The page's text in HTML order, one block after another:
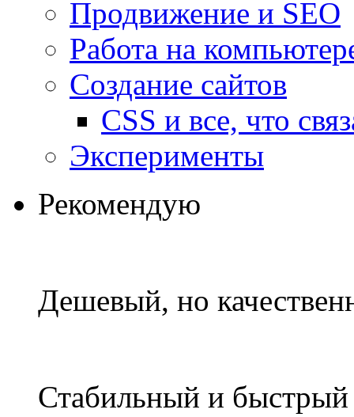
Продвижение и SEO
Работа на
Создание сайтов
CSS и все, что
Эксперименты
Рекомендую
Дешевый, но
Стабильный и